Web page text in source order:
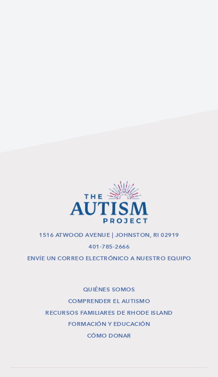
1516 ATWOOD AVENUE | JOHNSTON, RI 02919
401-785-2666
ENVÍE UN CORREO ELECTRÓNICO A NUESTRO EQUIPO
QUIÉNES SOMOS
COMPRENDER EL AUTISMO
RECURSOS FAMILIARES DE RHODE ISLAND
FORMACIÓN Y EDUCACIÓN
CÓMO DONAR